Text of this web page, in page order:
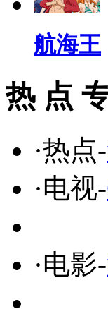
航海王
热 点
·热点-
·电视-
·电影-